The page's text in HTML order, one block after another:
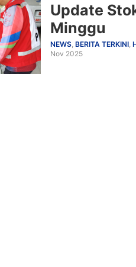
Update
Minggu
NEWS BERITA TERKINI
Nov 2025